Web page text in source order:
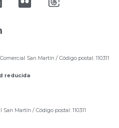
San Martín / Código postal: 110311
reducida
Martín / Código postal: 110311